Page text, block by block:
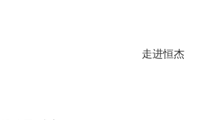
走进恒杰